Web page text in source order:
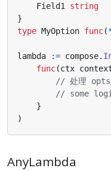
Field1
string
}
type MyOption func(
lambda := compose.
func(ctx
// 处理 opts
// some
}
)
AnyLambda